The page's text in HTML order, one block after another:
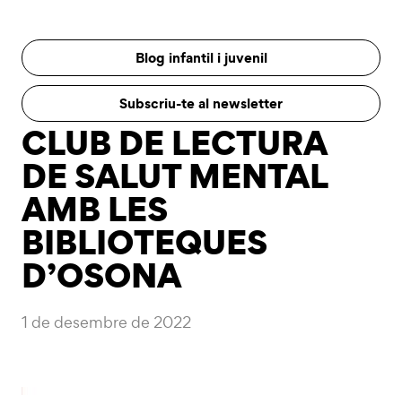
Blog infantil i juvenil
Subscriu-te al newsletter
CLUB DE LECTURA
DE SALUT MENTAL
AMB LES
BIBLIOTEQUES
D’OSONA
1 de desembre de 2022